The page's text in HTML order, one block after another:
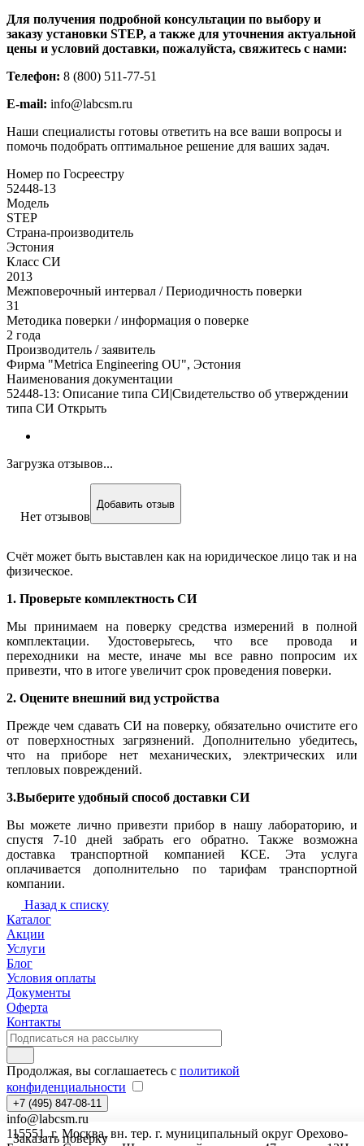
Заказать поверку
Для получения подробной консультации по выбору и
заказу установки STEP, а также для уточнения актуальной
цены и условий доставки, пожалуйста, свяжитесь с нами:
Телефон: 8 (800) 511-77-51
E-mail: info@labcsm.ru
Наши специалисты готовы ответить на все ваши вопросы и
помочь подобрать оптимальное решение для ваших задач.
Номер по Госреестру
52448-13
Модель
STEP
Страна-производитель
Эстония
Класс СИ
2013
Межповерочный интервал / Периодичность поверки
31
Методика поверки / информация о поверке
2 года
Производитель / заявитель
Фирма "Metrica Engineering OU", Эстония
Наименования документации
52448-13: Описание типа СИ|Свидетельство об утверждении
типа СИ Открыть
Загрузка отзывов...
Нет отзывов
Добавить отзыв
Счёт может быть выставлен как на юридическое лицо так и на
физическое.
1. Проверьте комплектность СИ
Мы принимаем на поверку средства измерений в полной
комплектации. Удостоверьтесь, что все провода и
переходники на месте, иначе мы все равно попросим их
привезти, что в итоге увеличит срок проведения поверки.
2. Оцените внешний вид устройства
Прежде чем сдавать СИ на поверку, обязательно очистите его
от поверхностных загрязнений. Дополнительно убедитесь,
что на приборе нет механических, электрических или
тепловых повреждений.
3.Выберите удобный способ доставки СИ
Вы можете лично привезти прибор в нашу лабораторию, и
спустя 7-10 дней забрать его обратно. Также возможна
доставка транспортной компанией КСЕ. Эта услуга
оплачивается дополнительно по тарифам транспортной
компании.
Назад к списку
Каталог
Акции
Услуги
Блог
Условия оплаты
Документы
Оферта
Контакты
Продолжая, вы соглашаетесь с политикой
конфиденциальности
+7 (495) 847-08-11
info@labcsm.ru
115551, г. Москва, вн. тер. г. муниципальный округ Орехово-